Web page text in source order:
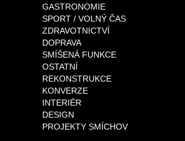
GASTRONOMIE
SPORT / VOLNÝ ČAS
ZDRAVOTNICTVÍ
DOPRAVA
SMÍŠENÁ FUNKCE
OSTATNÍ
REKONSTRUKCE
KONVERZE
INTERIÉR
DESIGN
PROJEKTY SMÍCHOV